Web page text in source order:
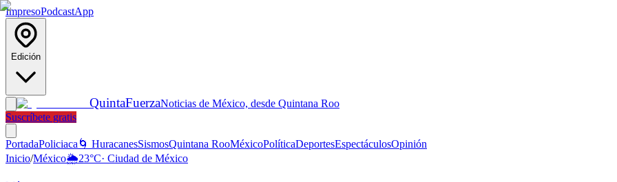
ImpresoPodcastApp
Edición
QuintaFuerzaNoticias de México, desde Quintana Roo
Suscríbete gratis
PortadaPoliciaca 🌀 HuracanesSismosQuintana RooMéxicoPolíticaDeportesEspectáculosOpinión
Inicio/México🌦️23°C· Ciudad de México